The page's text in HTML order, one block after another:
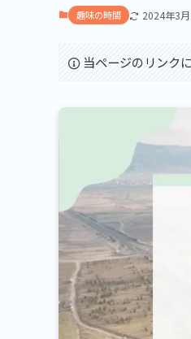
趣味の時間 2024年3
当ページのリンク